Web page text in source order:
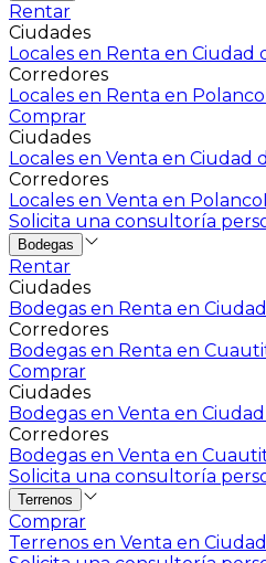
Rentar
Ciudades
Locales en Renta en Ciudad
Corredores
Locales en Renta en Polanco
Comprar
Ciudades
Locales en Venta en Ciudad
Corredores
Locales en Venta en Polanco
Solicita una consultoría
Bodegas
Rentar
Ciudades
Bodegas en Renta en
Corredores
Bodegas en Renta en
Comprar
Ciudades
Bodegas en Venta en
Corredores
Bodegas en Venta en
Solicita una consultoría
Terrenos
Comprar
Terrenos en Venta en